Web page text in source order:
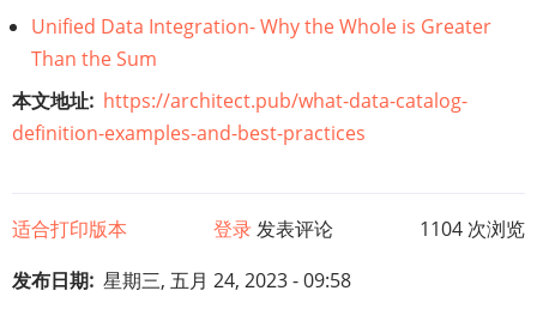
Unified Data Integration- Why the Whole is Greater
Than the Sum
本文地址 https://architect.pub/what-data-catalog-
definition-examples-and-best-practices
适合打印版本 登录发表评论
1104 次浏览
发布日期 星期三, 五月 24, 2023 - 09:58